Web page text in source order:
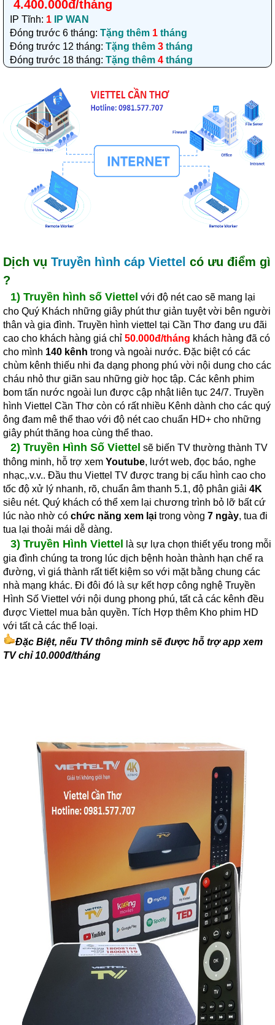
4.400.000đ/tháng
IP Tĩnh: 1 IP WAN
Đóng trước 6 tháng: Tặng thêm 1 tháng
Đóng trước 12 tháng: Tặng thêm 3 tháng
Đóng trước 18 tháng: Tặng thêm 4 tháng
Dịch vụ Truyền hình cáp Viettel có ưu điểm gì
?
1) Truyền hình số Viettel với độ nét cao sẽ mang lại
cho Quý Khách những giây phút thư giản tuyệt vời bên người
thân và gia đình. Truyền hình viettel tại Cần Thơ đang ưu đãi
cao cho khách hàng giá chỉ 50.000đ/tháng khách hàng đã có
cho mình 140 kênh trong và ngoài nước. Đặc biệt có các
chùm kênh thiếu nhi đa dạng phong phú vời nội dung cho các
cháu nhỏ thư giãn sau những giờ học tập. Các kênh phim
bom tấn nước ngoài lun được cập nhật liên tục 24/7. Truyền
hình Viettel Cần Thơ còn có rất nhiều Kênh dành cho các quý
ông đam mê thể thao với độ nét cao chuẩn HD+ cho những
giây phút thăng hoa cùng thể thao.
2) Truyền Hình Số Viettel sẽ biến TV thường thành TV
thông minh, hỗ trợ xem Youtube, lướt web, đọc báo, nghe
nhạc,.v.v.. Đầu thu Viettel TV được trang bị cấu hình cao cho
tốc độ xử lý nhanh, rõ, chuẩn âm thanh 5.1, độ phân giải 4K
siêu nét. Quý khách có thể xem lại chương trình bỏ lỡ bất cứ
lúc nào nhờ có chức năng xem lại trong vòng 7 ngày, tua đi
tua lại thoải mái dễ dàng.
3) Truyền Hình Viettel
là sự lựa chọn thiết yếu trong mỗi
gia đình chúng ta trong lúc dịch bệnh hoàn thành hạn chế ra
đường, vì giá thành rất tiết kiệm so với mặt bằng chung các
nhà mạng khác. Đi đôi đó là sự kết hợp công nghệ Truyền
Hình Số Viettel với nội dung phong phú, tất cả các kênh đều
được Viettel mua bản quyền. Tích Hợp thêm Kho phim HD
với tất cả các thể loại.
Đặc Biệt, nếu TV thông minh sẽ được hỗ trợ app xem
TV chỉ 10.000đ/tháng